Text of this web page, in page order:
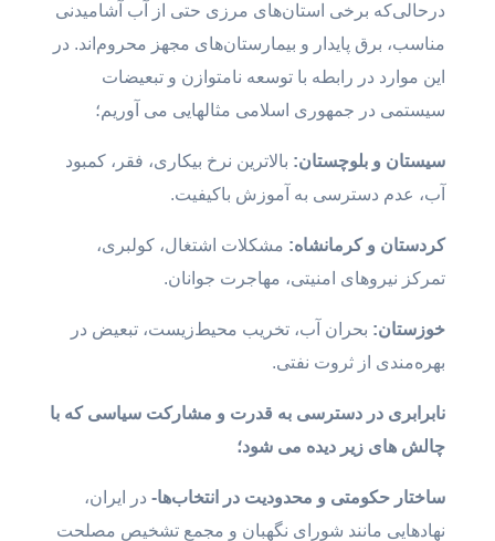
درحالی‌که برخی استان‌های مرزی حتی از آب آشامیدنی
مناسب، برق پایدار و بیمارستان‌های مجهز محروم‌اند. در
این موارد در رابطه با توسعه نامتوازن و تبعیضات
سیستمی در جمهوری اسلامی مثالهایی می آوریم؛
سیستان و بلوچستان: بالاترین نرخ بیکاری، فقر، کمبود
آب، عدم دسترسی به آموزش باکیفیت.
کردستان و کرمانشاه: مشکلات اشتغال، کولبری،
تمرکز نیروهای امنیتی، مهاجرت جوانان.
خوزستان: بحران آب، تخریب محیط‌زیست، تبعیض در
بهره‌مندی از ثروت نفتی.
نابرابر ی در دسترسی به قدرت و مشارکت سیاسی که با
چالش های زیر دیده می شود؛
ساختار حکومتی و محدودیت در انتخاب‌ها-در ایران،
نهادهایی مانند شورای نگهبان و مجمع تشخیص مصلحت